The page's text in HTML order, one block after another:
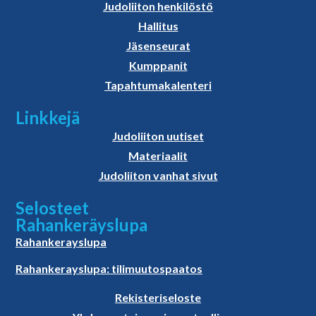
Judoliiton henkilöstö
Hallitus
Jäsenseurat
Kumppanit
Tapahtumakalenteri
Linkkejä
Judoliiton uutiset
Materiaalit
Judoliiton vanhat sivut
Selosteet
Rahankeräyslupa
Rahankerayslupa
Rahankerayslupa: tilimuutospaatos
Rekisteriseloste